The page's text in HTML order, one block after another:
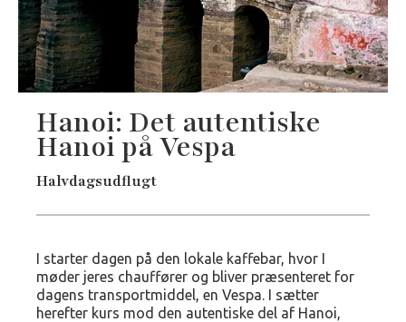
Hanoi: Det autentiske
Hanoi på Vespa
Halvdagsudflugt
I starter dagen på den lokale kaffebar, hvor I
møder jeres chauffører og bliver præsenteret for
dagens transportmiddel, en Vespa. I sætter
herefter kurs mod den autentiske del af Hanoi,